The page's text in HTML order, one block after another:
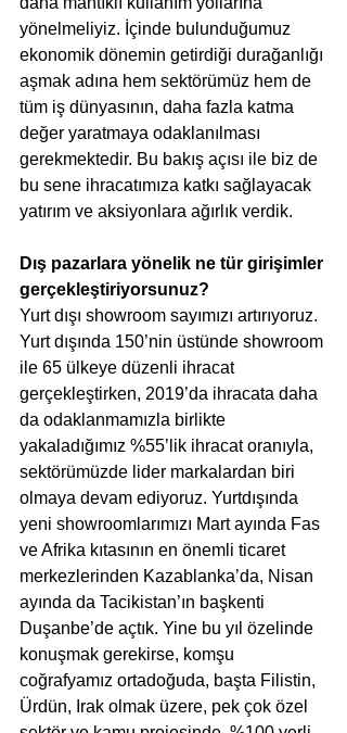
yönelmeliyiz. İçinde bulunduğumuz
ekonomik dönemin getirdiği durağanlığı
aşmak adına hem sektörümüz hem de
tüm iş dünyasının, daha fazla katma
değer yaratmaya odaklanılması
gerekmektedir. Bu bakış açısı ile biz de
bu sene ihracatımıza katkı sağlayacak
yatırım ve aksiyonlara ağırlık verdik.
Dış pazarlara yönelik ne tür girişimler
gerçekleştiriyorsunuz?
Yurt dışı showroom sayımızı artırıyoruz.
Yurt dışında 150’nin üstünde showroom
ile 65 ülkeye düzenli ihracat
gerçekleştirken, 2019’da ihracata daha
da odaklanmamızla birlikte
yakaladığımız %55’lik ihracat oranıyla,
sektörümüzde lider markalardan biri
olmaya devam ediyoruz. Yurtdışında
yeni showroomlarımızı Mart ayında Fas
ve Afrika kıtasının en önemli ticaret
merkezlerinden Kazablanka’da, Nisan
ayında da Tacikistan’ın başkenti
Duşanbe’de açtık. Yine bu yıl özelinde
konuşmak gerekirse, komşu
coğrafyamız ortadoğuda, başta Filistin,
Ürdün, Irak olmak üzere, pek çok özel